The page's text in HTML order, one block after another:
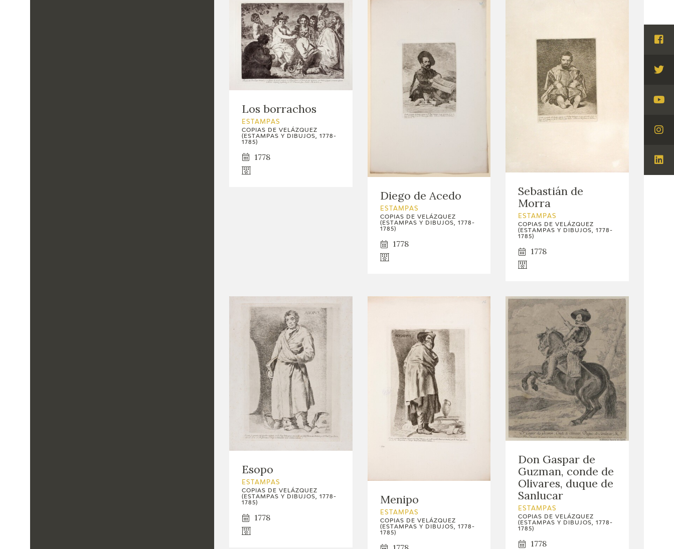
Los borrachos
ESTAMPAS
COPIAS DE VELÁZQUEZ
(ESTAMPAS Y DIBUJOS, 1778-
1785)
1778
Diego de Acedo
ESTAMPAS
COPIAS DE VELÁZQUEZ
(ESTAMPAS Y DIBUJOS, 1778-
1785)
1778
Sebastián de
Morra
ESTAMPAS
COPIAS DE VELÁZQUEZ
(ESTAMPAS Y DIBUJOS, 1778-
1785)
1778
Esopo
ESTAMPAS
COPIAS DE VELÁZQUEZ
(ESTAMPAS Y DIBUJOS, 1778-
1785)
1778
Menipo
ESTAMPAS
COPIAS DE VELÁZQUEZ
(ESTAMPAS Y DIBUJOS, 1778-
1785)
Don Gaspar de
Guzman, conde de
Olivares, duque de
Sanlucar
ESTAMPAS
COPIAS DE VELÁZQUEZ
(ESTAMPAS Y DIBUJOS, 1778-
1785)
1778